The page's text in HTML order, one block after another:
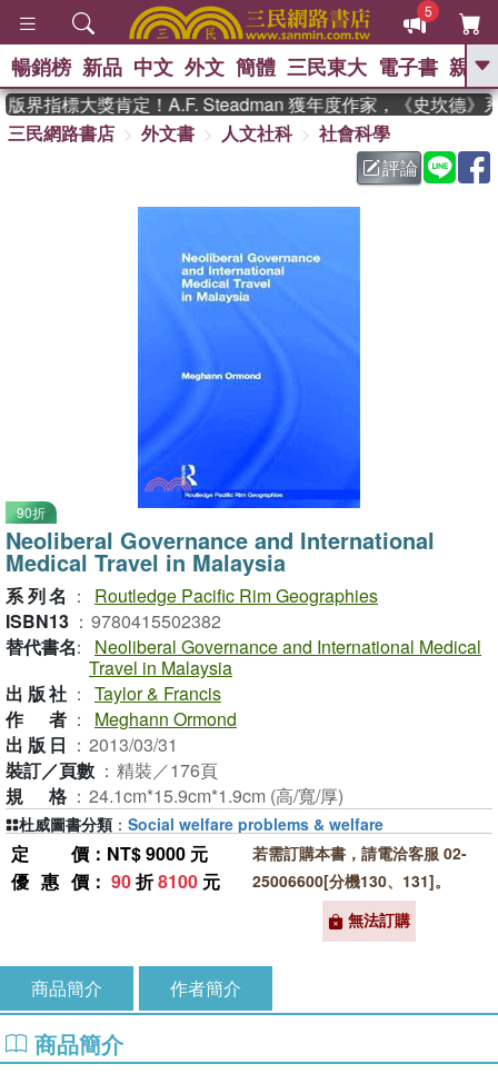
5
GO
熱搜： 東野圭吾 、 高希均教授回憶錄
父親節 、 花開錦
方念華 、 台灣的
李登輝時代 、 數學女孩：黎曼猜想
群喵 、 臺灣漫遊錄
暢銷榜 新品 中文 外文 簡體 三民東大 電子書 親子
界指標大獎肯定！A.F. Steadman 獲年度作家，《史坎德》系
三民網路書店
外文書 人文社科
社會科學
評論
90折
Neoliberal Governance and International
Medical Travel in Malaysia
系列名 ：
Routledge Pacific Rim Geographies
ISBN13 ： 9780415502382
替代書名：
Neoliberal Governance and International Medical
Travel in Malaysia
出版社 ： Taylor & Francis
作者 ：
Meghann Ormond
出版日 ： 2013/03/31
裝訂／頁數 ： 精裝／176頁
規格 ： 24.1cm*15.9cm*1.9cm (高/寬/厚)
定價 ：NT$ 9000 元
優惠價 ： 90折8100 元
若需訂購本書，請電洽客服 02-
25006600[分機130、131]。
無法訂購
杜威圖書分類 ： Social welfare problems & welfare
商品簡介 作者簡介
商品簡介